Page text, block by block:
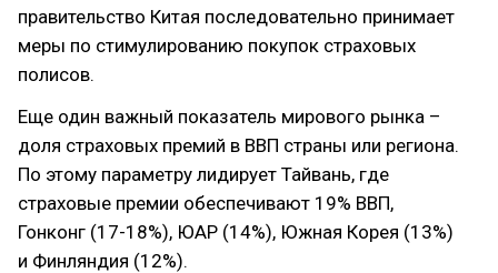
правительство Китая последовательно принимает
меры по стимулированию покупок страховых
полисов.
Еще один важный показатель мирового рынка –
доля страховых премий в ВВП страны или региона.
По этому параметру лидирует Тайвань, где
страховые премии обеспечивают 19% ВВП,
Гонконг (17-18%), ЮАР (14%), Южная Корея (13%)
и Финляндия (12%).